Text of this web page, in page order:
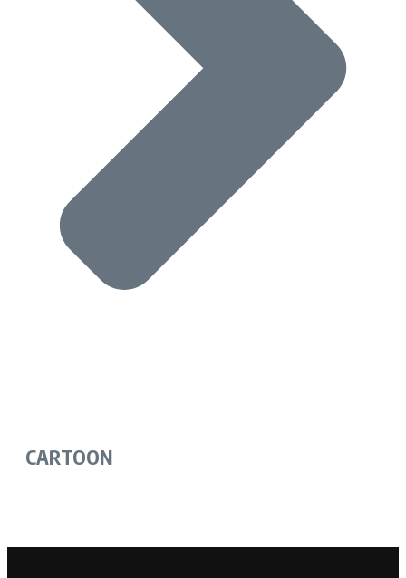
CARTOON